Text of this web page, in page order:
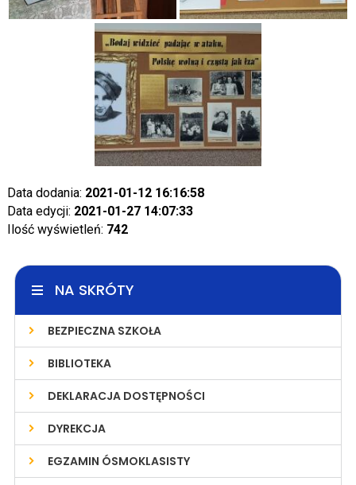
Data dodania: 2021-01-12 16:16:58
Data edycji: 2021-01-27 14:07:33
Ilość wyświetleń: 742
NA SKRÓTY
BEZPIECZNA SZKOŁA
BIBLIOTEKA
DEKLARACJA DOSTĘPNOŚCI
DYREKCJA
EGZAMIN ÓSMOKLASISTY